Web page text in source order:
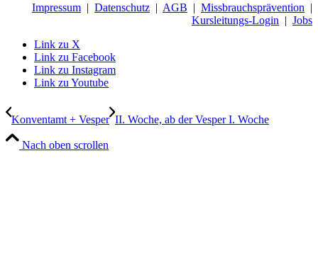
Impressum | Datenschutz | AGB | Missbrauchsprävention |
Kursleitungs-Login | Jobs
Link zu X
Link zu Facebook
Link zu Instagram
Link zu Youtube
Konventamt + Vesper II. Woche, ab der Vesper I. Woche
Nach oben scrollen